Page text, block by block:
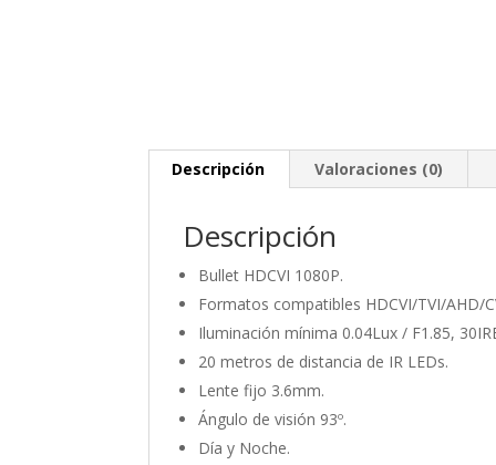
Descripción Valoraciones (0)
Descripción
Bullet HDCVI 1080P.
Formatos compatibles HDCVI/TVI/AHD/
Iluminación mínima 0.04Lux / F1.85,
20 metros de distancia de IR LEDs.
Lente fijo 3.6mm.
Ángulo de visión 93º.
Día y Noche.